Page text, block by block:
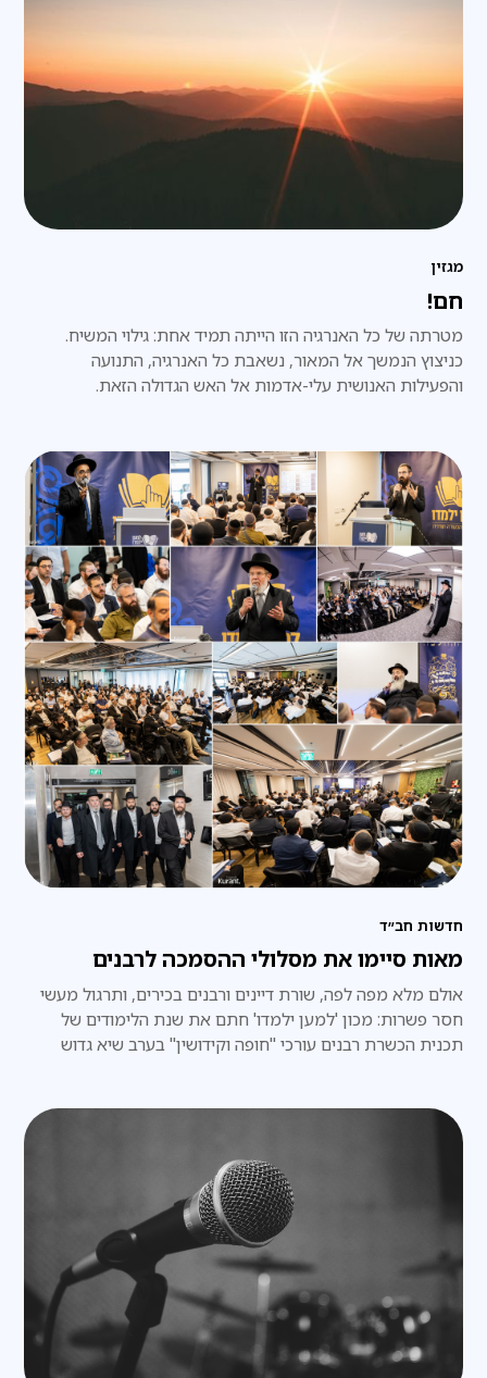
מגזין
חם!
מטרתה של כל האנרגיה הזו הייתה תמיד אחת: גילוי המשיח.
כניצוץ הנמשך אל המאור, נשאבת כל האנרגיה, התנועה
והפעילות האנושית עלי-אדמות אל האש הגדולה הזאת.
חדשות חב״ד
מאות סיימו את מסלולי ההסמכה לרבנים
אולם מלא מפה לפה, שורת דיינים ורבנים בכירים, ותרגול מעשי
חסר פשרות: מכון 'למען ילמדו' חתם את שנת הלימודים של
תכנית הכשרת רבנים עורכי "חופה וקידושין" בערב שיא גדוש
וידע פרקטי – זהו הגשמת החזון שלנו"